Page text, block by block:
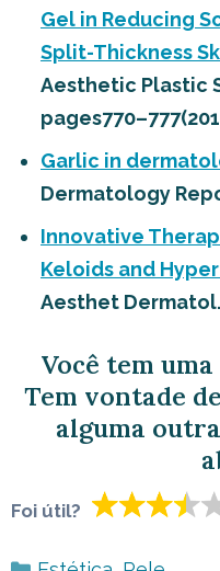
Gel in Reducing
Split-Thickness
Aesthetic Plastic
Garlic in
Dermatology
Innovative
Keloids and
Aesthet Dermatol.
Você tem
Tem vontade
alguma
Foi útil?
Categorias